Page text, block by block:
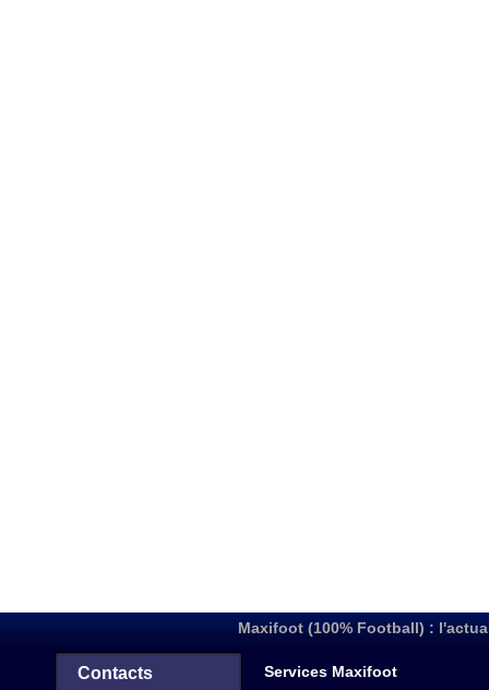
Maxifoot (100% Football) :
Contacts Services Maxifoot